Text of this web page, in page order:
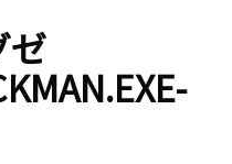
ゼ